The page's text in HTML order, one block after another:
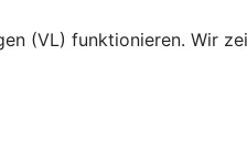
(VL) funktionieren. Wir